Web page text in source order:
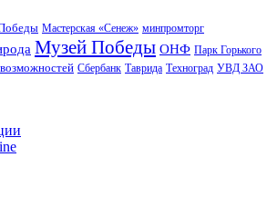
Мастерская «Сенеж» минпромторг
Музей Победы ОНФ Парк Горького
Сбербанк Таврида Техноград УВД ЗАО